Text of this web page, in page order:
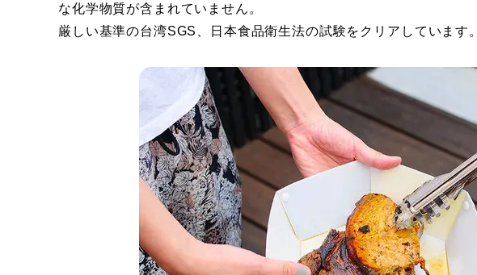
な化学物質が含まれていません。
厳しい基準の台湾SGS、日本食品衛生法の試験をクリアしています。